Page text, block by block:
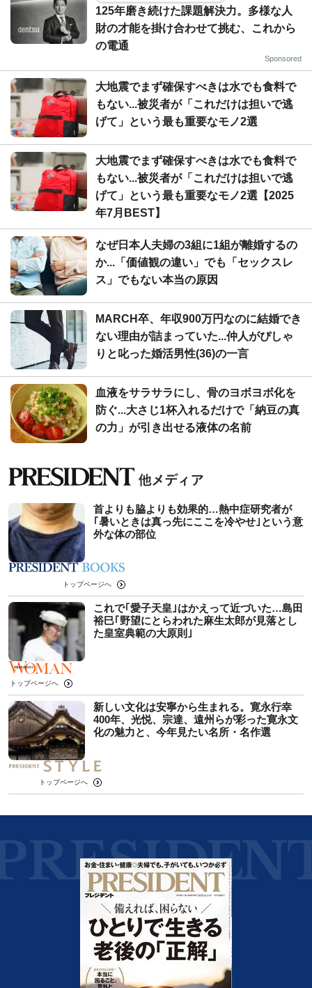
125年磨き続けた課題解決力。多様な人
財の才能を掛け合わせて挑む、これから
の電通
Sponsored
大地震でまず確保すべきは水でも食料で
もない...被災者が「これだけは担いで逃
げて」という最も重要なモノ2選
大地震でまず確保すべきは水でも食料で
もない...被災者が「これだけは担いで逃
げて」という最も重要なモノ2選【2025
年7月BEST】
なぜ日本人夫婦の3組に1組が離婚するの
か...「価値観の違い」でも「セックスレ
ス」でもない本当の原因
MARCH卒、年収900万円なのに結婚でき
ない理由が詰まっていた...仲人がぴしゃ
りと叱った婚活男性(36)の一言
血液をサラサラにし、骨のヨボヨボ化を
防ぐ...大さじ1杯入れるだけで「納豆の真
の力」が引き出せる液体の名前
首よりも脇よりも効果的…熱中症研究者が
｢暑いときは真っ先にここを冷やせ｣という意
外な体の部位
トップページへ
これで｢愛子天皇｣はかえって近づいた…島田
裕巳｢野望にとらわれた麻生太郎が見落とし
た皇室典範の大原則｣
トップページへ
新しい文化は安寧から生まれる。寛永行幸
400年、光悦、宗達、遠州らが彩った寛永文
化の魅力と、今年見たい名所・名作選
トップページへ